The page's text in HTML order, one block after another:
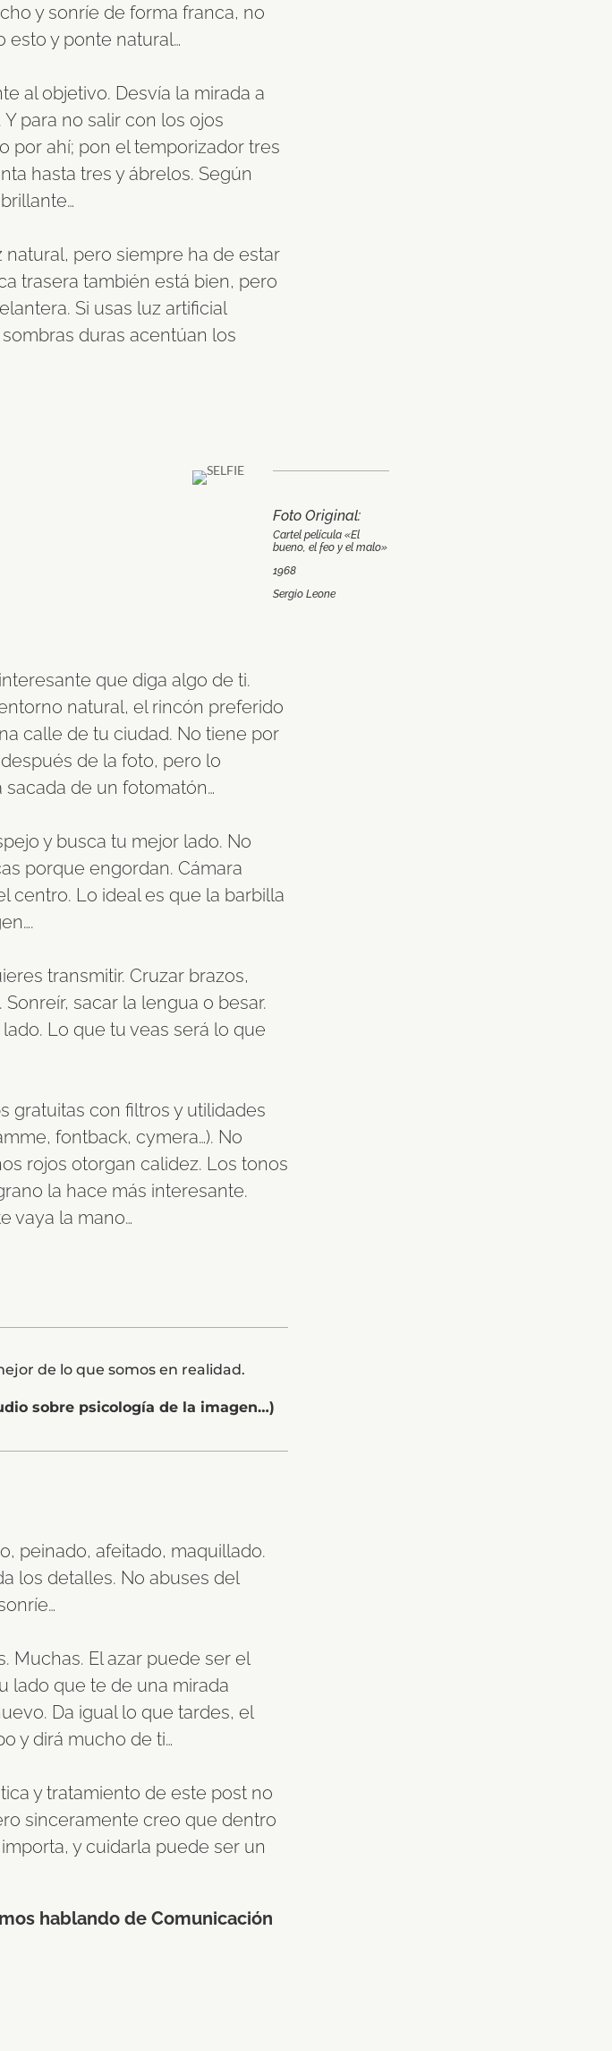
y sonríe de forma franca, no
esto y ponte natural…
al objetivo. Desvía la mirada a
para no salir con los ojos
por ahí; pon el temporizador tres
hasta tres y ábrelos. Según
natural, pero siempre ha de estar
trasera también está bien, pero
Si usas luz artificial
duras acentúan los
Foto Original:
Cartel película «El
bueno, el feo y el malo»
1968
Sergio Leone
que diga algo de ti.
natural, el rincón preferido
calle de tu ciudad. No tiene por
de la foto, pero lo
de un fotomatón…
y busca tu mejor lado. No
porque engordan. Cámara
centro. Lo ideal es que la barbilla
transmitir. Cruzar brazos,
sacar la lengua o besar.
Lo que tu veas será lo que
gratuitas con filtros y utilidades
fontback, cymera…). No
rojos otorgan calidez. Los tonos
la hace más interesante.
vaya la mano…
de lo que somos en realidad.
sobre psicología de la imagen…)
peinado, afeitado, maquillado.
los detalles. No abuses del
Muchas. El azar puede ser el
lado que te de una mirada
Da igual lo que tardes, el
y dirá mucho de ti…
y tratamiento de este post no
sinceramente creo que dentro
y cuidarla puede ser un
hablando de Comunicación